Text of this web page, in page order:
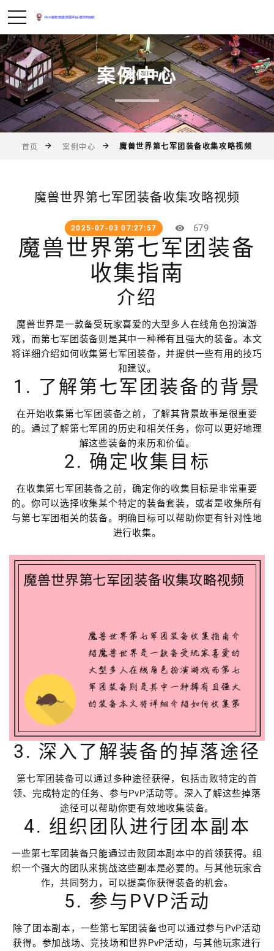
案例中心
首页 案例中心 魔兽世界第七军团装备收集攻略视频
魔兽世界第七军团装备收集攻略视频
2025-07-03 07:27:57 679
魔兽世界第七军团装备
收集指南
介绍
魔兽世界是一款备受玩家喜爱的大型多人在线角色扮演游
戏，而第七军团装备则是其中一种稀有且强大的装备。本文
将详细介绍如何收集第七军团装备，并提供一些有用的技巧
和建议。
1. 了解第七军团装备的背景
在开始收集第七军团装备之前，了解其背景故事是很重要
的。通过了解第七军团的历史和相关任务，你可以更好地理
解这些装备的来历和价值。
2. 确定收集目标
在收集第七军团装备之前，确定你的收集目标是非常重要
的。你可以选择收集某个特定的装备套装，或者是收集所有
与第七军团相关的装备。明确目标可以帮助你更有针对性地
进行收集。
3. 深入了解装备的掉落途径
第七军团装备可以通过多种途径获得，包括击败特定的首
领、完成特定的任务、参与PvP活动等。深入了解这些掉落
途径可以帮助你更有效地收集装备。
4. 组织团队进行团本副本
一些第七军团装备只能通过击败团本副本中的首领获得。组
织一个强大的团队来挑战这些副本是必要的。与其他玩家合
作，共同努力，可以提高你获得装备的机会。
5. 参与PVP活动
除了团本副本，一些第七军团装备也可以通过参与PvP活动
获得。参加战场、竞技场和世界PvP活动，与其他玩家进行